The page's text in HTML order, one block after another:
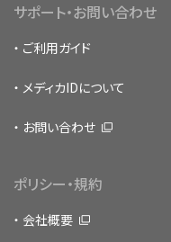
サポート・お問い合わせ
ご利用ガイド
メディカIDについて
お問い合わせ
ポリシー・規約
会社概要